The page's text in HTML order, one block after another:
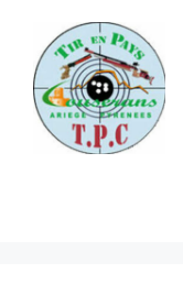
contenu